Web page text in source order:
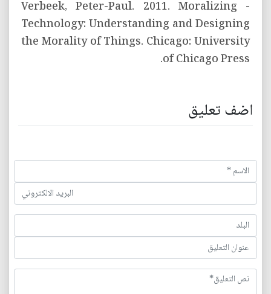
- Verbeek, Peter-Paul. 2011. Moralizing
Technology: Understanding and Designing
the Morality of Things. Chicago: University
of Chicago Press.
اضف تعليق